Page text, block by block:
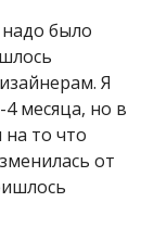
было
Я
4 месяца, но в
на то что
от